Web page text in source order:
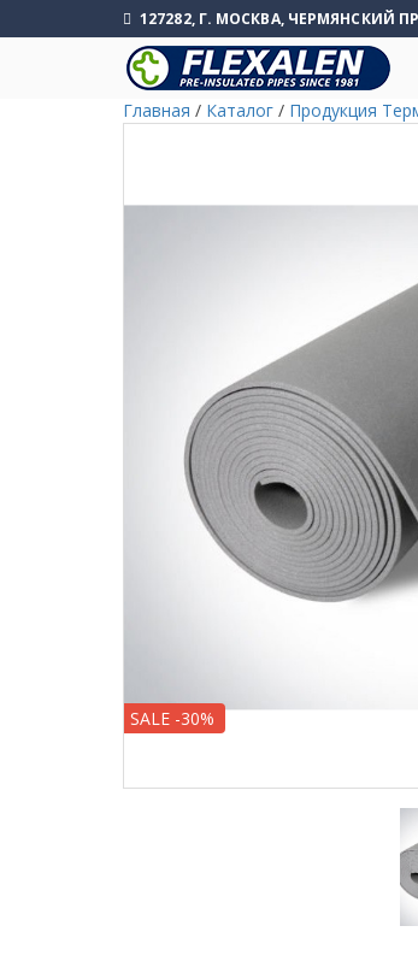
127282, Г. МОСКВА, ЧЕРМЯНСКИЙ
Главная / Каталог / Продукция
SALE -30%